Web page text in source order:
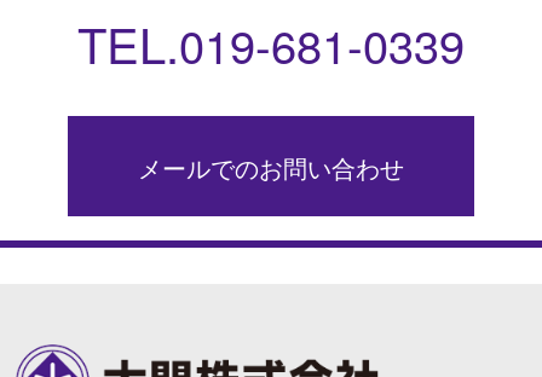
TEL.019-681-0339
メールでのお問い合わせ